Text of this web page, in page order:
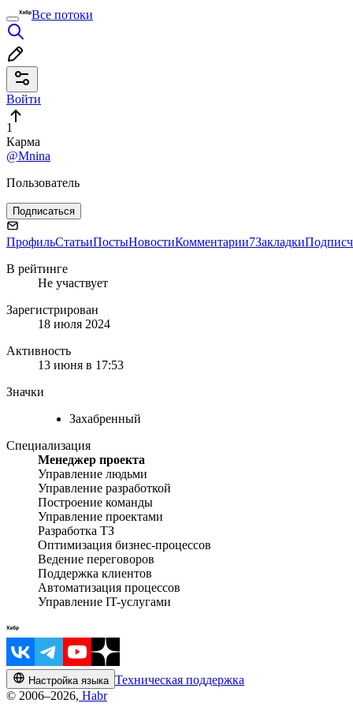
Все потоки
Войти
1
Карма
@Mnina
Пользователь
Подписаться
ПрофильСтатьиПостыНовостиКомментарии7Закладки
В рейтинге
Не участвует
Зарегистрирован
18 июля 2024
Активность
13 июня в 17:53
Значки
Захабренный
Специализация
Менеджер проекта
Управление людьми
Управление разработкой
Построение команды
Управление проектами
Разработка ТЗ
Оптимизация бизнес-процессов
Ведение переговоров
Поддержка клиентов
Автоматизация процессов
Управление IT-услугами
Настройка языка Техническая поддержка
© 2006–2026, Habr